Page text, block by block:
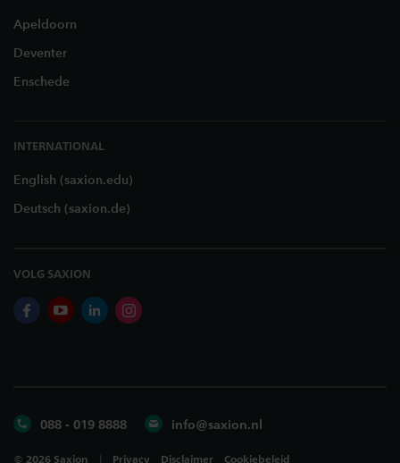
Apeldoorn
Deventer
Enschede
INTERNATIONAL
English (saxion.edu)
Deutsch (saxion.de)
VOLG SAXION
facebookyoutubelinkedininstagram
088 - 019 8888 info@saxion.nl
© 2026 Saxion Privacy Disclaimer Cookiebeleid